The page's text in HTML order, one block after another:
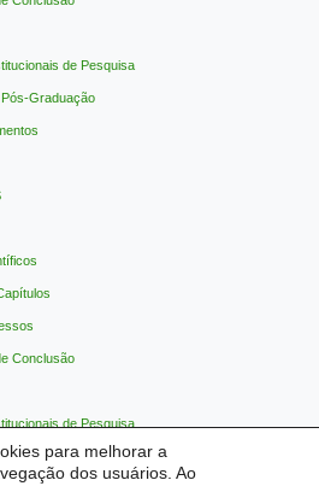
para melhorar a
dos usuários. Ao
de Pesquisa
Graduação
Conclusão
de Pesquisa
Pós-Graduação